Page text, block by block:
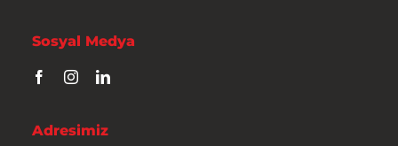
Sosyal Medya
Adresimiz